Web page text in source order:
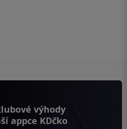
výhody
appce KDčko